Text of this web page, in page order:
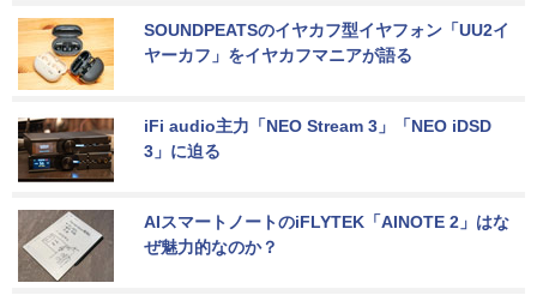
SOUNDPEATSのイヤカフ型イヤフォン「UU2イ
ヤーカフ」をイヤカフマニアが語る
iFi audio主力「NEO Stream 3」「NEO iDSD
3」に迫る
AIスマートノートのiFLYTEK「AINOTE 2」はな
ぜ魅力的なのか？